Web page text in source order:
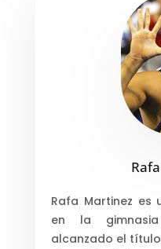
Rafa Martinez es
en la gimnasia
alcanzado el